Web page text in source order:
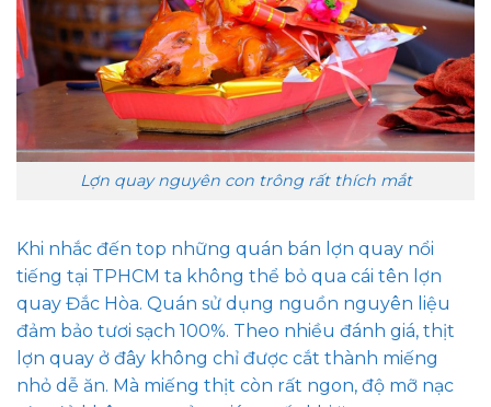
Lợn quay nguyên con trông rất thích mắt
Khi nhắc đến top những quán bán lợn quay nổi
tiếng tại TPHCM ta không thể bỏ qua cái tên lợn
quay Đắc Hòa. Quán sử dụng nguồn nguyên liệu
đảm bảo tươi sạch 100%. Theo nhiều đánh giá, thịt
lợn quay ở đây không chỉ được cắt thành miếng
nhỏ dễ ăn. Mà miếng thịt còn rất ngon, độ mỡ nạc